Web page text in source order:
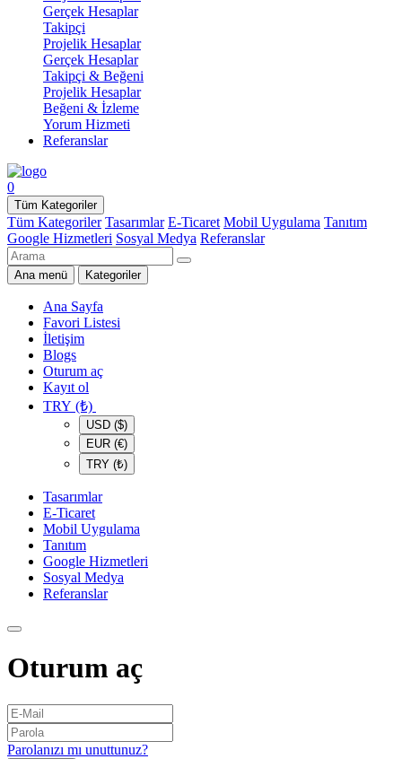
Gerçek Hesaplar
Takipçi
Projelik Hesaplar
Gerçek Hesaplar
Takipçi & Beğeni
Projelik Hesaplar
Beğeni & İzleme
Yorum Hizmeti
Referanslar
0
Tüm Kategoriler
Tüm Kategoriler Tasarımlar E-Ticaret Mobil Uygulama Tanıtım
Google Hizmetleri Sosyal Medya Referanslar
Ana menü Kategoriler
Ana Sayfa
Favori Listesi
İletişim
Blogs
Oturum aç
Kayıt ol
TRY (₺)
USD ($)
EUR (€)
TRY (₺)
Tasarımlar
E-Ticaret
Mobil Uygulama
Tanıtım
Google Hizmetleri
Sosyal Medya
Referanslar
Oturum aç
Parolanızı mı unuttunuz?